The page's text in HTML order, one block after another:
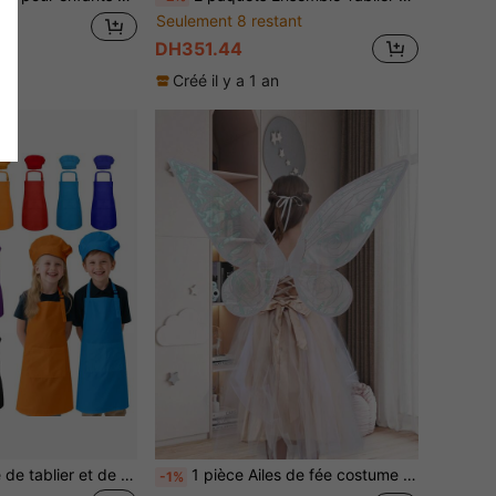
Seulement 8 restant
DH351.44
Créé il y a 1 an
1 pièce Ensemble de tablier et de toque de chef pour enfants, tablier pour garçons et filles avec 2 poches réglables, pour la cuisine, la salle de classe, la pâtisserie, la peinture, l'artisanat, 6-13 ans -1% 1 pièce Ailes de fée costume enfant motif papillon